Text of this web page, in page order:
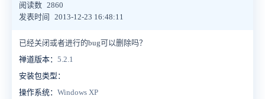
阅读数 2860
发表时间
2013-12-23 16:48:11
已经关闭或者进行的bug可以删除吗？
禅道版本： 5.2.1
安装包类型：
操作系统： Windows XP